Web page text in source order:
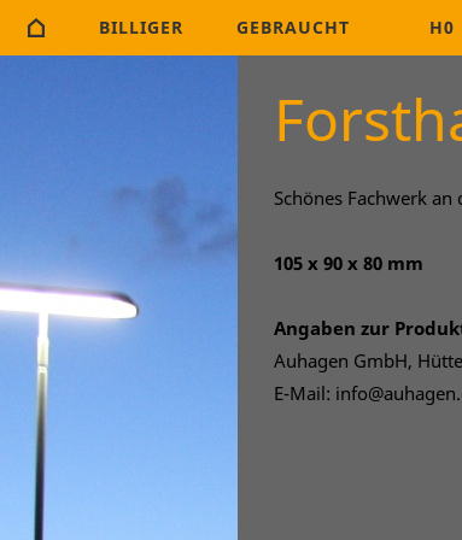
BILLIGER GEBRAUCHT H0
Schönes Fachwerk
105 x 90 x 80 mm
Angaben zur
Auhagen GmbH,
E-Mail: